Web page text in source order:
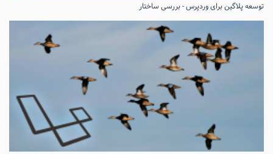
توسعه پلاگین برای وردپرس - بررسی ساختار